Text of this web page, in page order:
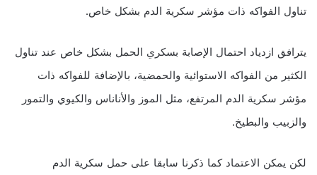
تناول الفواكه ذات مؤشر سكرية الدم بشكل خاص.
يترافق ازدياد احتمال الإصابة بسكري الحمل بشكل خاص عند تناول
الكثير من الفواكه الاستوائية والحمضية، بالإضافة للفواكه ذات
مؤشر سكرية الدم المرتفع، مثل الموز والأناناس والكيوي والتمور
والزبيب والبطيخ.
لكن يمكن الاعتماد كما ذكرنا سابقا على حمل سكرية الدم